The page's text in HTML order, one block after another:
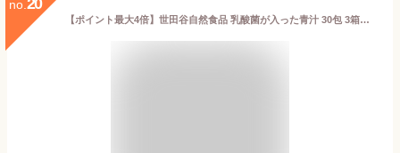
no.
【ポイント最大4倍】世田谷自然食品 乳酸菌が入った青汁 30包 3箱セット